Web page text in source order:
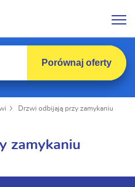
Porównaj oferty
Drzwi odbijają przy zamykaniu
zamykaniu